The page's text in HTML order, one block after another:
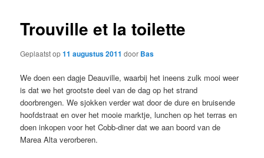
Trouville et la toilette
Geplaatst op11 augustus 2011 door Bas
We doen een dagje Deauville, waarbij het ineens zulk mooi weer
is dat we het grootste deel van de dag op het strand
doorbrengen. We sjokken verder wat door de dure en bruisende
hoofdstraat en over het mooie marktje, lunchen op het terras en
doen inkopen voor het Cobb-diner dat we aan boord van de
Marea Alta verorberen.